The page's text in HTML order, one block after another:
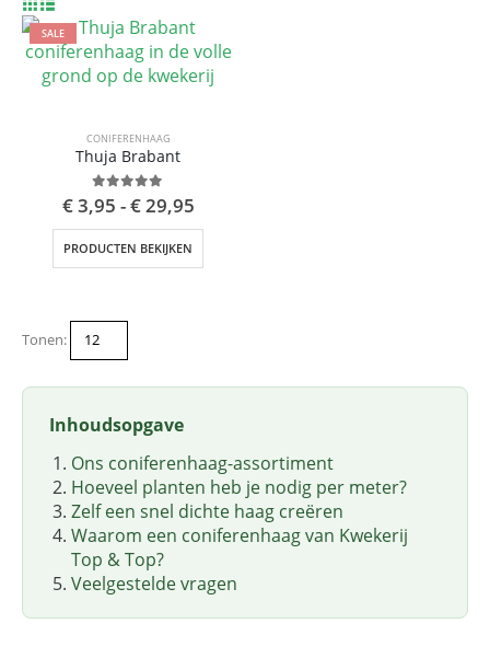
SALE
CONIFERENHAAG
Thuja Brabant
0out of 5
€3,95 -€29,95
PRODUCTEN BEKIJKEN
Tonen:
Inhoudsopgave
Ons coniferenhaag-assortiment
Hoeveel planten heb je nodig per meter?
Zelf een snel dichte haag creëren
Waarom een coniferenhaag van Kwekerij
Top & Top?
Veelgestelde vragen